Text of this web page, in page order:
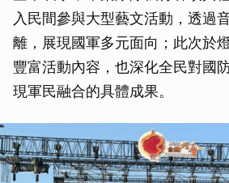
入民間參與大型藝文活動，透過
離，展現國軍多元面向；此次於
豐富活動內容，也深化全民對國
現軍民融合的具體成果。